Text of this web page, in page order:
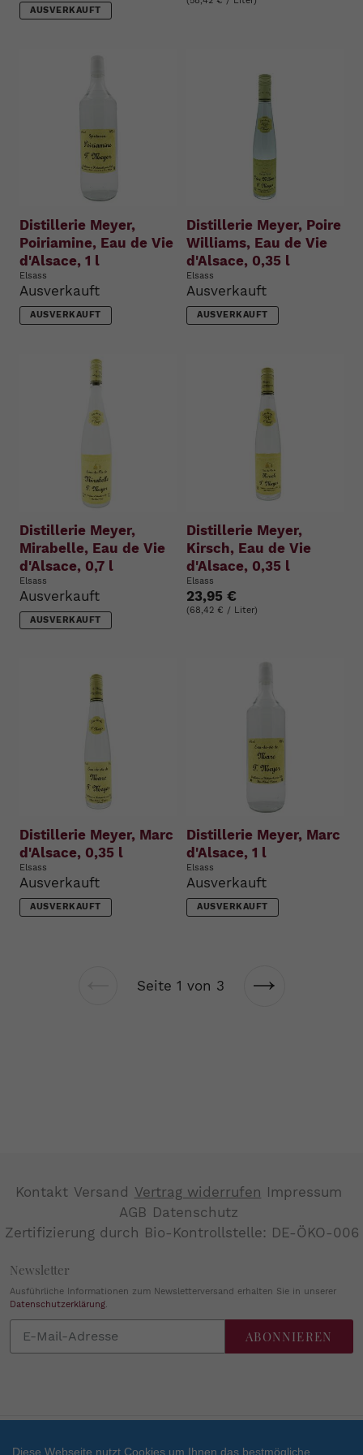
AUSVERKAUFT
Distillerie Meyer,
Poiriamine, Eau de Vie
d'Alsace, 1 l
Elsass
Ausverkauft
AUSVERKAUFT
Distillerie Meyer, Poire
Williams, Eau de Vie
d'Alsace, 0,35 l
Elsass
Ausverkauft
AUSVERKAUFT
Distillerie Meyer,
Mirabelle, Eau de Vie
d'Alsace, 0,7 l
Elsass
Ausverkauft
AUSVERKAUFT
Distillerie Meyer,
Kirsch, Eau de Vie
d'Alsace, 0,35 l
Elsass
23,95 €
(68,42 € / Liter)
Distillerie Meyer, Marc
d'Alsace, 0,35 l
Elsass
Ausverkauft
AUSVERKAUFT
Distillerie Meyer, Marc
d'Alsace, 1 l
Elsass
Ausverkauft
AUSVERKAUFT
Vorherige
Seite 1 von 3
Nächste
Kontakt Versand Vertrag widerrufen Impressum
AGB Datenschutz
Zertifizierung durch Bio-Kontrollstelle: DE-ÖKO-006
Newsletter
Ausführliche Informationen zum Newsletterversand erhalten Sie in unserer
Datenschutzerklärung.
Sie
ABONNIEREN
Diese Webseite nutzt Cookies um Ihnen das bestmögliche